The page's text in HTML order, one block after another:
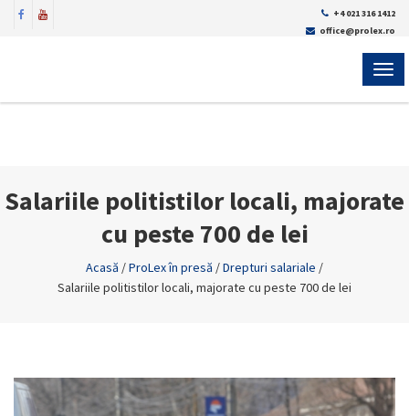
+4 021 316 1412
office@prolex.ro
Salariile politistilor locali, majorate
cu peste 700 de lei
Acasă /ProLex în presă /Drepturi salariale /
Salariile politistilor locali, majorate cu peste 700 de lei